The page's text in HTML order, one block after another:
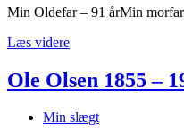
Min Oldefar – 91 årMin
Læs videre
Ole Olsen 1855 –
Min slægt